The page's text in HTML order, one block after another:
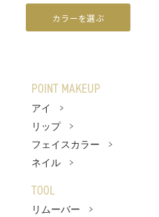
カラーを選ぶ
POINT MAKEUP
アイ
リップ
フェイスカラー
ネイル
TOOL
リムーバー